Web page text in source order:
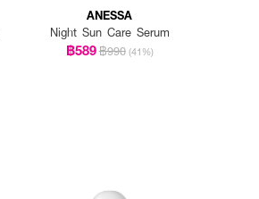
ANESSA
Night Sun Care Serum
฿589฿990 (41%)